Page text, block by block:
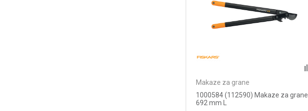
Makaze za grane
1000584 (112590) Makaze za grane
692 mm L